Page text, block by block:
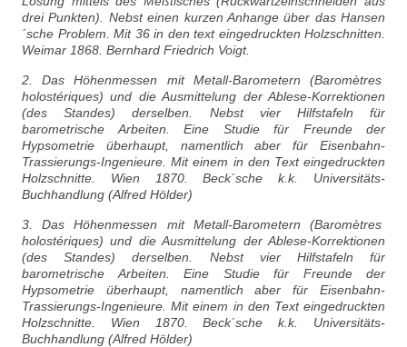
drei Punkten). Nebst einen kurzen Anhange über das Hansen
´sche Problem. Mit 36 in den text eingedruckten Holzschnitten.
Weimar 1868. Bernhard Friedrich Voigt.
2. Das Höhenmessen mit Metall-Barometern (Baromètres
holostériques) und die Ausmittelung der Ablese-Korrektionen
(des Standes) derselben. Nebst vier Hilfstafeln für
barometrische Arbeiten. Eine Studie für Freunde der
Hypsometrie überhaupt, namentlich aber für Eisenbahn-
Trassierungs-Ingenieure. Mit einem in den Text eingedruckten
Holzschnitte. Wien 1870. Beck´sche k.k. Universitäts-
Buchhandlung (Alfred Hölder)
3. Das Höhenmessen mit Metall-Barometern (Baromètres
holostériques) und die Ausmittelung der Ablese-Korrektionen
(des Standes) derselben. Nebst vier Hilfstafeln für
barometrische Arbeiten. Eine Studie für Freunde der
Hypsometrie überhaupt, namentlich aber für Eisenbahn-
Trassierungs-Ingenieure. Mit einem in den Text eingedruckten
Holzschnitte. Wien 1870. Beck´sche k.k. Universitäts-
Buchhandlung (Alfred Hölder)